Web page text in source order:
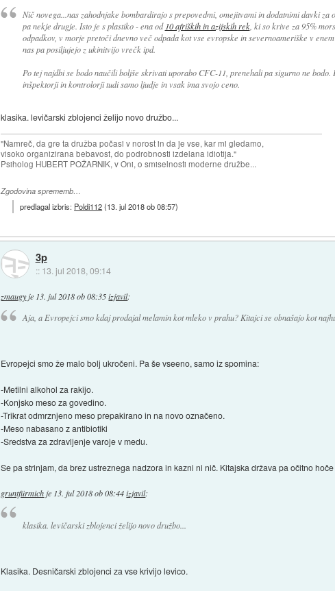
Nič novega...nas zahodnjake bombardirajo s prepovedmi, omejitvami in dodatnimi davki za
pa nekje drugje. Isto je s plastiko - ena od 10 afriških in azijskih rek, ki so krive za 95%
odpadkov, v morje pretoči dnevno več odpada kot vse evropske in severnoameriške v
nas pa posiljujejo z ukinitvijo vrečk ipd.
Po tej najdbi se bodo naučili boljše skrivati uporabo CFC-11, prenehali pa sigurno ne bodo.
inšpektorji in kontrolorji tudi samo ljudje in vsak ima svojo ceno.
klasika. levičarski zblojenci želijo novo družbo...
"Namreč, da gre ta družba počasi v norost in da je vse, kar mi gledamo,
visoko organizirana bebavost, do podrobnosti izdelana idiotija."
Psiholog HUBERT POŽARNIK, v Oni, o smiselnosti moderne družbe...
Zgodovina sprememb…
predlagal izbris: Poldi112(13. jul 2018 ob 08:57)
3p
:: 13. jul 2018, 09:14
zmaugyje 13. jul 2018 ob 08:35 izjavil:
Aja, a Evropejci smo kdaj prodajal melamin kot mleko v prahu? Kitajci se obnašajo kot
Evropejci smo že malo bolj ukročeni. Pa še vseeno, samo iz spomina:
-Metilni alkohol za rakijo.
-Konjsko meso za govedino.
-Trikrat odmrznjeno meso prepakirano in na novo označeno.
-Meso nabasano z antibiotiki
-Sredstva za zdravljenje varoje v medu.
Se pa strinjam, da brez ustreznega nadzora in kazni ni nič. Kitajska država pa očitno
gruntfürmich je 13. jul 2018 ob 08:44 izjavil:
klasika. levičarski zblojenci želijo novo družbo...
Klasika. Desničarski zblojenci za vse krivijo levico.